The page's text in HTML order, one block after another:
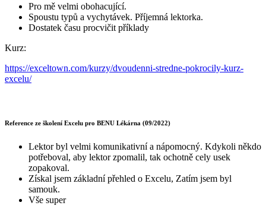
Pro mě velmi obohacující.
Spoustu typů a vychytávek. Příjemná lektorka.
Dostatek času procvičit příklady
Kurz:
https://exceltown.com/kurzy/dvoudenni-stredne-pokrocily-kurz-
excelu/
Reference ze školení Excelu pro BENU Lékárna (09/2022)
Lektor byl velmi komunikativní a nápomocný. Kdykoli někdo
potřeboval, aby lektor zpomalil, tak ochotně cely usek
zopakoval.
Získal jsem základní přehled o Excelu, Zatím jsem byl
samouk.
Vše super